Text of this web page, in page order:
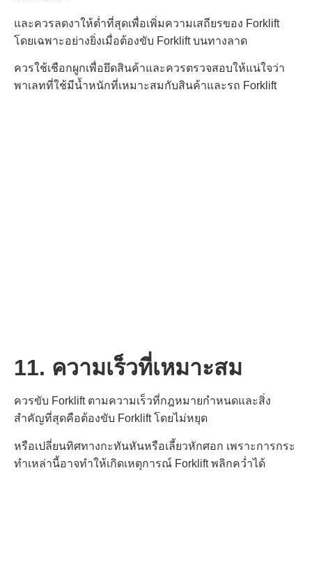
และควรลดงาให้ต่ำที่สุดเพื่อเพิ่มความเสถียรของ Forklift
โดยเฉพาะอย่างยิ่งเมื่อต้องขับ Forklift บนทางลาด
ควรใช้เชือกผูกเพื่อยึดสินค้าและควรตรวจสอบให้แน่ใจว่า
พาเลทที่ใช้มีน้ำหนักที่เหมาะสมกับสินค้าและรถ Forklift
11. ความเร็วที่เหมาะสม
ควรขับ Forklift ตามความเร็วที่กฎหมายกำหนดและสิ่ง
สำคัญที่สุดคือต้องขับ Forklift โดยไม่หยุด
หรือเปลี่ยนทิศทางกะทันหันหรือเลี้ยวหักศอก เพราะการกระ
ทำเหล่านี้อาจทำให้เกิดเหตุการณ์ Forklift พลิกคว่ำได้